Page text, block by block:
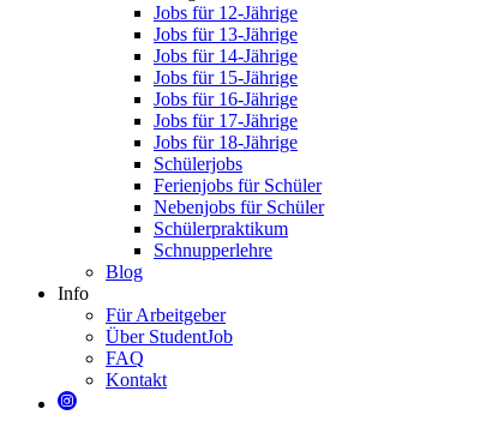
Jobs für 12-Jährige
Jobs für 13-Jährige
Jobs für 14-Jährige
Jobs für 15-Jährige
Jobs für 16-Jährige
Jobs für 17-Jährige
Jobs für 18-Jährige
Schülerjobs
Ferienjobs für Schüler
Nebenjobs für Schüler
Schülerpraktikum
Schnupperlehre
Blog
Info
Für Arbeitgeber
Über StudentJob
FAQ
Kontakt